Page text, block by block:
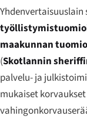
maakunnan
(Skotlannin
palvelu- ja
mukaiset